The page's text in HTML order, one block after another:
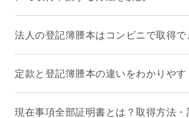
法人の登記簿謄本はコンビニで取得で
定款と登記簿謄本の違いをわかりやす
現在事項全部証明書とは？取得方法・